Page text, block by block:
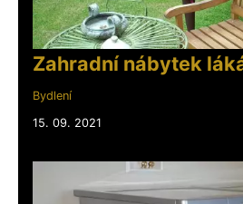
Zahradní nábytek
Bydlení
15. 09. 2021